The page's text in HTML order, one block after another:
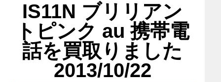
IS11N ブリリアン
トピンク au 携帯電
話を買取りました
2013/10/22